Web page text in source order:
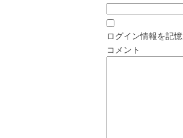
ログイン情報を記憶
コメント